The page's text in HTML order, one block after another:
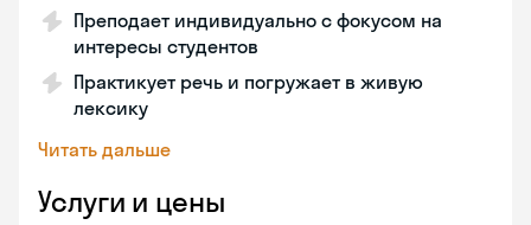
Преподает индивидуально с фокусом на
интересы студентов
Практикует речь и погружает в живую
лексику
Читать дальше
Услуги и цены